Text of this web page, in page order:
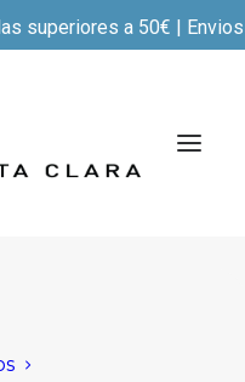
superiores a 50€ |